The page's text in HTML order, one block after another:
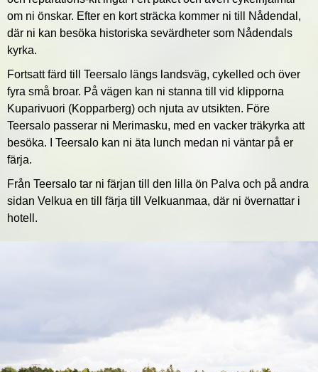
om ni önskar. Efter en kort sträcka kommer ni till Nådendal,
där ni kan besöka historiska sevärdheter som Nådendals
kyrka.
Fortsatt färd till Teersalo längs landsväg, cykelled och över
fyra små broar. På vägen kan ni stanna till vid klipporna
Kuparivuori (Kopparberg) och njuta av utsikten. Före
Teersalo passerar ni Merimasku, med en vacker träkyrka att
besöka. I Teersalo kan ni äta lunch medan ni väntar på er
färja.
Från Teersalo tar ni färjan till den lilla ön Palva och på andra
sidan Velkua en till färja till Velkuanmaa, där ni övernattar i
hotell.